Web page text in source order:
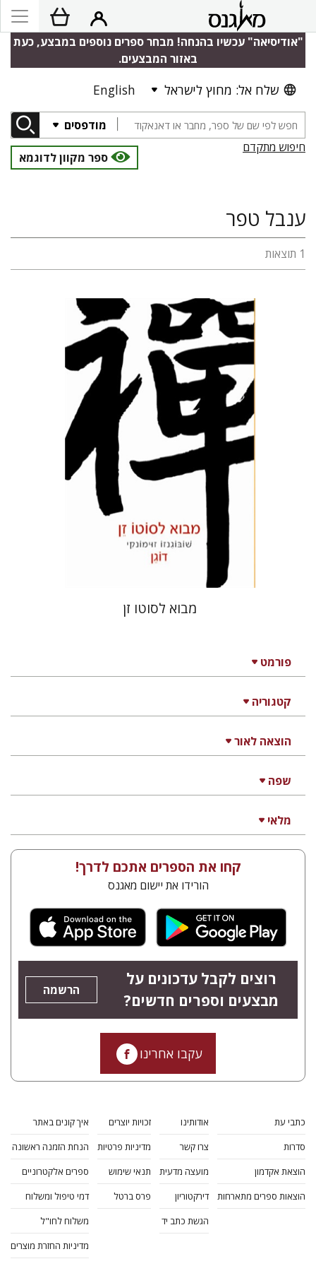
"אודיסיאה" עכשיו בהנחה! מבחר ספרים נוספים במבצע, כעת
באזור המבצעים.
שלח אל: מחוץ לישראל English
מודפסים
חיפוש מתקדם
ספר מקוון לדוגמא
פורמט
קטגוריה
הוצאה לאור
שפה
מלאי
ענבל טפר
1 תוצאות
דוגן זֵנְגִ'י
ענבל טפר
מָסוּנָגָה רֵיהוֹ
הנחת אתר ספר מודפס
$28
$25
מבוא לסוטו זן
קחו את הספרים אתכם לדרך!
הורידו את יישום מאגנס
רוצים לקבל עדכונים על
מבצעים וספרים חדשים?
הרשמה
עקבו אחרינו
כתבי עת
סדרות
הוצאת אקדמון
הוצאות ספרים מתארחות
אודותינו
צרו קשר
מועצה מדעית
דירקטוריון
הגשת כתב יד
זכויות יוצרים
מדיניות פרטיות
תנאי שימוש
פרס ברטל
איך קונים באתר
הנחת הזמנה ראשונה
ספרים אלקטרוניים
דמי טיפול ומשלוח
משלוח לחו"ל
מדיניות החזרת מוצרים